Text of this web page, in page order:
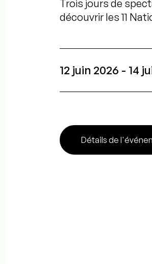
Trois jours de
découvrir les 11
12 juin 2026 - 14
Détails de